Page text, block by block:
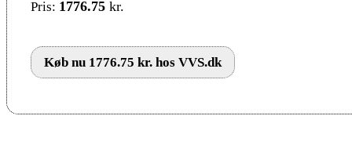
Pris: 1776.75 kr.
Køb nu 1776.75 kr. hos VVS.dk